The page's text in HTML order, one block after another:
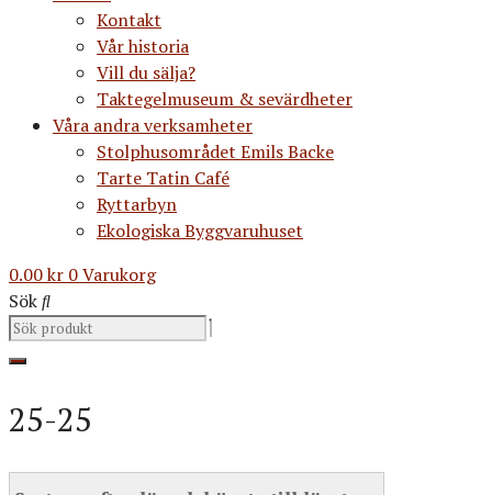
Kontakt
Vår historia
Vill du sälja?
Taktegelmuseum & sevärdheter
Våra andra verksamheter
Stolphusområdet Emils Backe
Tarte Tatin Café
Ryttarbyn
Ekologiska Byggvaruhuset
0.00kr 0Varukorg
Sök
25-25